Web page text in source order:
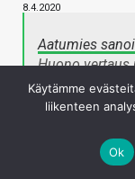
8.4.2020
Aatumies sanoi
Huono
katso liitettä
CPU scorea
pisteet antaa
Napsauta
Käytämme
liikenteen
Ok